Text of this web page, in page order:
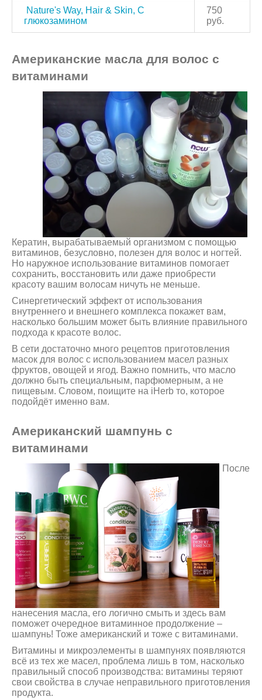
Nature's Way, Hair & Skin, С
глюкозамином
750
руб.
Американские масла для волос с
витаминами
Кератин, вырабатываемый организмом с помощью
витаминов, безусловно, полезен для волос и ногтей.
Но наружное использование витаминов помогает
сохранить, восстановить или даже приобрести
красоту вашим волосам ничуть не меньше.
Синергетический эффект от использования
внутреннего и внешнего комплекса покажет вам,
насколько большим может быть влияние правильного
подхода к красоте волос.
В сети достаточно много рецептов приготовления
масок для волос с использованием масел разных
фруктов, овощей и ягод. Важно помнить, что масло
должно быть специальным, парфюмерным, а не
пищевым. Словом, поищите на iHerb то, которое
подойдёт именно вам.
Американский шампунь с
витаминами
После
нанесения масла, его логично смыть и здесь вам
поможет очередное витаминное продолжение –
шампунь! Тоже американский и тоже с витаминами.
Витамины и микроэлементы в шампунях появляются
всё из тех же масел, проблема лишь в том, насколько
правильный способ производства: витамины теряют
свои свойства в случае неправильного приготовления
продукта.